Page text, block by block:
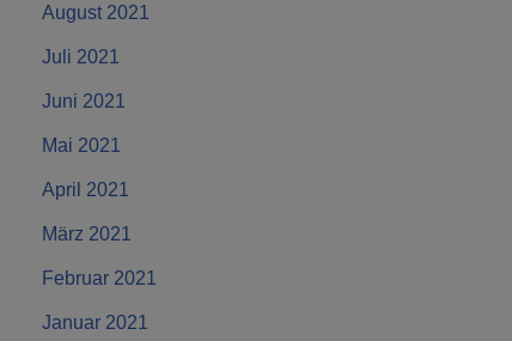
August 2021
Juli 2021
Juni 2021
Mai 2021
April 2021
März 2021
Februar 2021
Januar 2021